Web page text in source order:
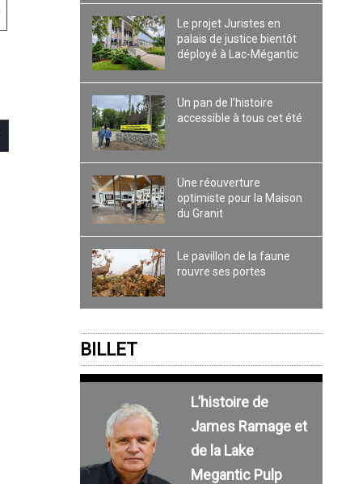
Le projet Juristes en
palais de justice bientôt
déployé à Lac-Mégantic
Un pan de l’histoire
accessible à tous cet été
Une réouverture
optimiste pour la Maison
du Granit
Le pavillon de la faune
rouvre ses portes
BILLET
L’histoire de
James Ramage et
de la Lake
Megantic Pulp